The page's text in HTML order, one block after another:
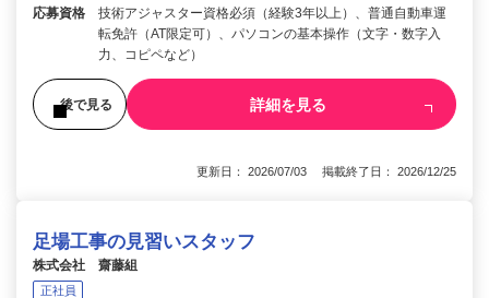
応募資格
技術アジャスター資格必須（経験3年以上）、普通自動車運
転免許（AT限定可）、パソコンの基本操作（文字・数字入
力、コピペなど）
後で見る 詳細を見る
更新日： 2026/07/03 掲載終了日： 2026/12/25
足場工事の見習いスタッフ
株式会社 齋藤組
正社員